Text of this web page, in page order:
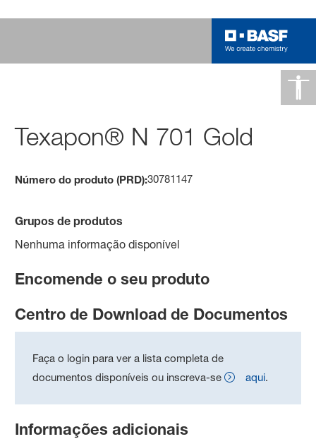
Texapon® N 701 Gold
Número do produto (PRD):30781147
Grupos de produtos
Nenhuma informação disponível
Encomende o seu produto
Centro de Download de Documentos
Faça o login para ver a lista completa de
documentos disponíveis ou inscreva-se
aqui.
Informações adicionais